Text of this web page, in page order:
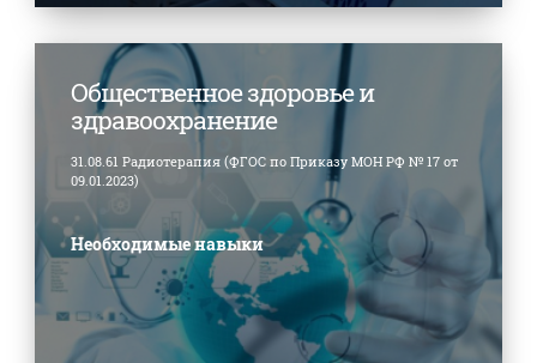
Общественное здоровье и
здравоохранение
31.08.61 Радиотерапия (ФГОС по Приказу МОН РФ № 17 от
09.01.2023)
Необходимые навыки